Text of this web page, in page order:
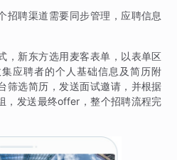
招聘渠道需要同步管理，应聘信息
，新东方选用麦客表单，以表单区
应聘者的个人基础信息及简历附
筛选简历，发送面试邀请，并根据
，发送最终offer，整个招聘流程完